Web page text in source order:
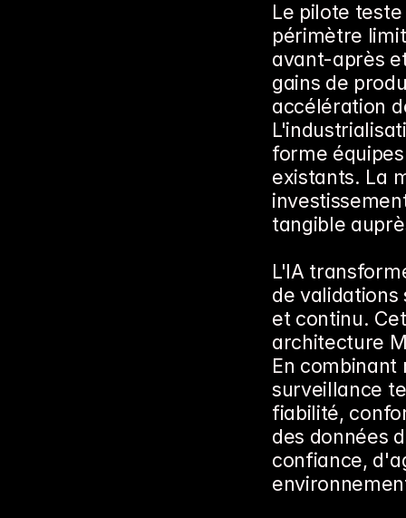
Le pilote
périmètre
avant-après
gains de
accélération
forme
existants. La
tangible
L'IA
de
et continu.
architecture
En
surveillance
fiabilité,
des données
confiance,